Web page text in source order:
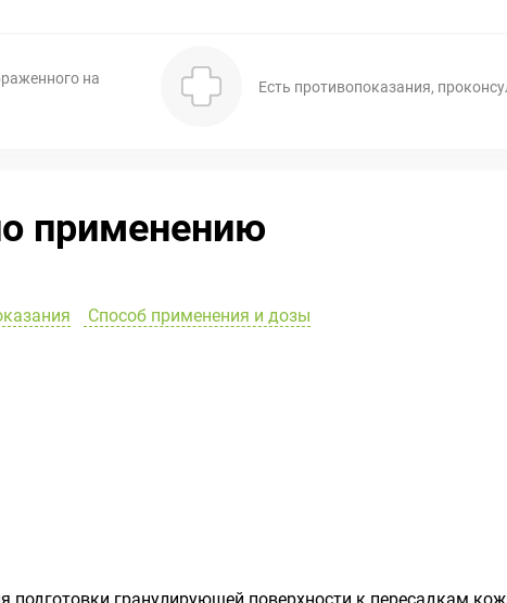
на
Есть противопоказания,
применению
Способ применения и дозы